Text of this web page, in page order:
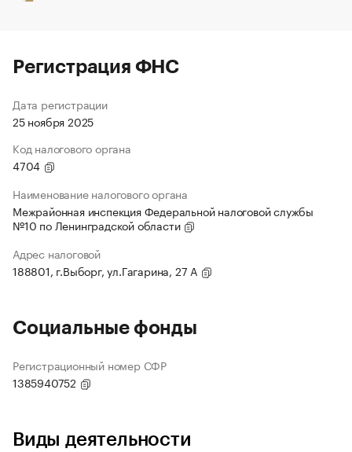
Регистрация ФНС
Дата регистрации
25 ноября 2025
Код налогового органа
4704
Наименование налогового органа
Межрайонная инспекция Федеральной налоговой службы
№10 по Ленинградской области
Адрес налоговой
188801, г.Выборг, ул.Гагарина, 27 А
Социальные фонды
Регистрационный номер СФР
1385940752
Виды деятельности